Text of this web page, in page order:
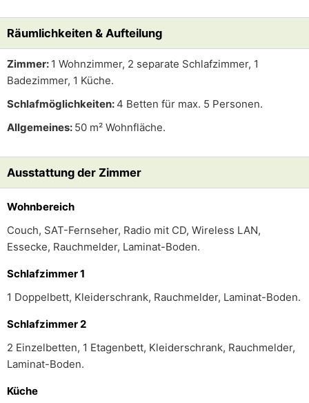
Räumlichkeiten & Aufteilung
Zimmer: 1 Wohnzimmer, 2 separate Schlafzimmer, 1
Badezimmer, 1 Küche.
Schlafmöglichkeiten: 4 Betten für max. 5 Personen.
Allgemeines: 50 m² Wohnfläche.
Ausstattung der Zimmer
Wohnbereich
Couch, SAT-Fernseher, Radio mit CD, Wireless LAN,
Essecke, Rauchmelder, Laminat-Boden.
Schlafzimmer 1
1 Doppelbett, Kleiderschrank, Rauchmelder, Laminat-Boden.
Schlafzimmer 2
2 Einzelbetten, 1 Etagenbett, Kleiderschrank, Rauchmelder,
Laminat-Boden.
Küche